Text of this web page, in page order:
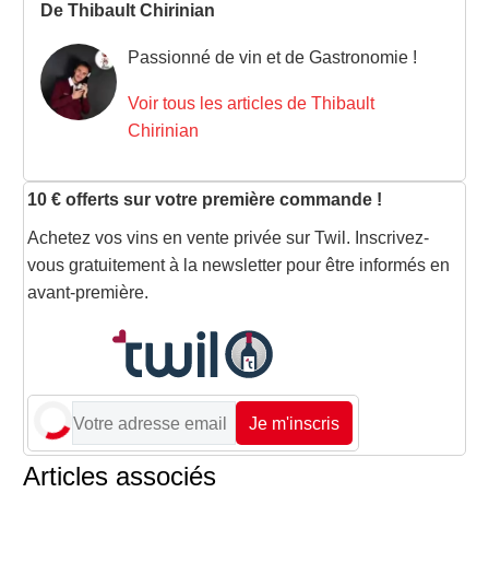
De Thibault Chirinian
Passionné de vin et de Gastronomie !
Voir tous les articles de Thibault
Chirinian
10 € offerts sur votre première commande !
Achetez vos vins en vente privée sur Twil. Inscrivez-
vous gratuitement à la newsletter pour être informés en
avant-première.
Je m'inscris
Articles associés